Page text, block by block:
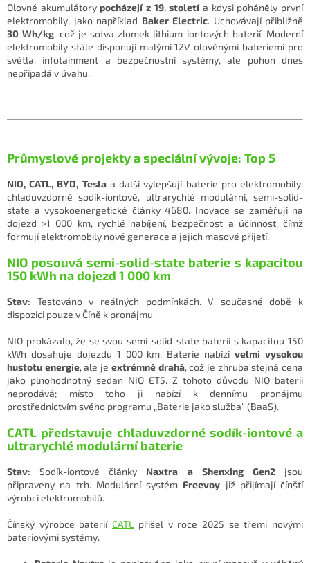
Olovné akumulátorypocházejí z 19. stoletía kdysi poháněly první
elektromobily, jako například Baker Electric. Uchovávají přibližně
30 Wh/kg, což je sotva zlomek lithium-iontových baterií. Moderní
elektromobily stále disponují malými 12V olověnými bateriemi pro
světla, infotainment a bezpečnostní systémy, ale pohon dnes
nepřipadá v úvahu.
Průmyslové projekty a speciální vývoje: Top 5
NIO, CATL, BYD, Teslaa další vylepšují baterie pro elektromobily:
chladuvzdorné sodík-iontové, ultrarychlé modulární, semi-solid-
state a vysokoenergetické články 4680. Inovace se zaměřují na
dojezd >1 000 km, rychlé nabíjení, bezpečnost a účinnost, čímž
formují elektromobily nové generace a jejich masové přijetí.
NIO posouvá semi-solid-state baterie s kapacitou
150 kWh na dojezd 1 000 km
Stav: Testováno v reálných podmínkách. V současné době k
dispozici pouze v Číně k pronájmu.
NIO prokázalo, že se svou semi-solid-state baterií s kapacitou 150
kWh dosahuje dojezdu 1 000 km. Baterie nabízívelmi vysokou
hustotu energie, ale je extrémně drahá, což je zhruba stejná cena
jako plnohodnotný sedan NIO ET5. Z tohoto důvodu NIO baterii
neprodává; místo toho ji nabízí k dennímu pronájmu
prostřednictvím svého programu „Baterie jako služba“ (BaaS).
CATL představuje chladuvzdorné sodík-iontové a
ultrarychlé modulární baterie
Stav: Sodík-iontové články Naxtra a Shenxing Gen2jsou
připraveny na trh. Modulární systém Freevoy již přijímají čínští
výrobci elektromobilů.
Čínský výrobce bateriíCATL
přišel v roce 2025 se třemi novými
bateriovými systémy.